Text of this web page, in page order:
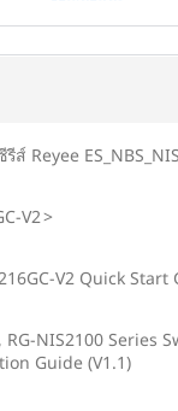
Reyee
V2>
V2 Quick Start
RG-NIS2100 Series
Guide (V1.1)